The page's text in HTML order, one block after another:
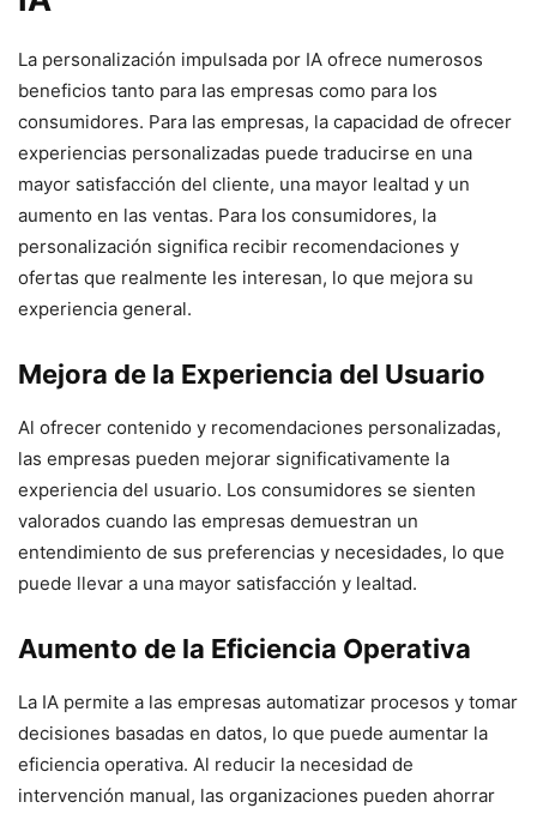
La personalización impulsada por IA ofrece numerosos
beneficios tanto para las empresas como para los
consumidores. Para las empresas, la capacidad de ofrecer
experiencias personalizadas puede traducirse en una
mayor satisfacción del cliente, una mayor lealtad y un
aumento en las ventas. Para los consumidores, la
personalización significa recibir recomendaciones y
ofertas que realmente les interesan, lo que mejora su
experiencia general.
Mejora de la Experiencia del Usuario
Al ofrecer contenido y recomendaciones personalizadas,
las empresas pueden mejorar significativamente la
experiencia del usuario. Los consumidores se sienten
valorados cuando las empresas demuestran un
entendimiento de sus preferencias y necesidades, lo que
puede llevar a una mayor satisfacción y lealtad.
Aumento de la Eficiencia Operativa
La IA permite a las empresas automatizar procesos y tomar
decisiones basadas en datos, lo que puede aumentar la
eficiencia operativa. Al reducir la necesidad de
intervención manual, las organizaciones pueden ahorrar